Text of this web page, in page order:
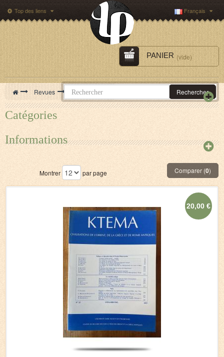
Français
Top des liens
Rechercher
PANIER (vide)
> Revues > Revue Ktèma
Catégories
Informations
Montrer par page Comparer (0)
20,00 €